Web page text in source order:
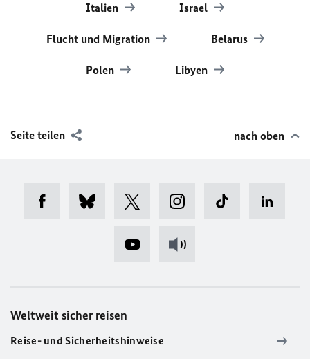
Italien Israel
Flucht und Migration Belarus
Polen Libyen
Seite teilen nach oben
Weltweit sicher reisen
Reise- und Sicherheitshinweise